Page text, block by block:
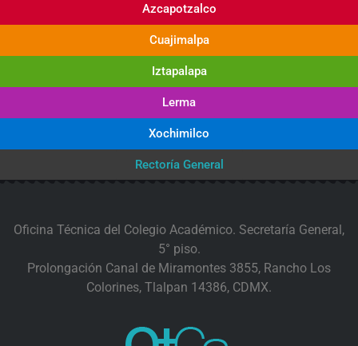
Azcapotzalco
Cuajimalpa
Iztapalapa
Lerma
Xochimilco
Rectoría General
Oficina Técnica del Colegio Académico. Secretaría General,
5° piso.
Prolongación Canal de Miramontes 3855, Rancho Los
Colorines, Tlalpan 14386, CDMX.